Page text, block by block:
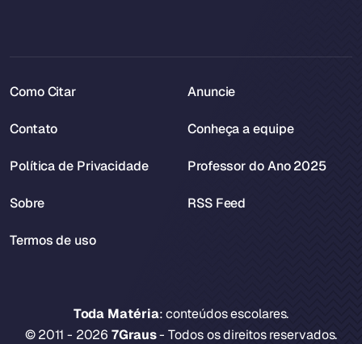
Toda Matéria: conteúdos escolares.
© 2011 - 20267Graus- Todos os direitos reservados.
Como Citar
Contato
Política de Privacidade
Sobre
Termos de uso
Anuncie
Conheça a equipe
Professor do Ano 2025
RSS Feed